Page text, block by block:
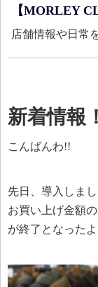
【MORLEY
店舗情報や日常
新着情報
こんばんわ!!
先日、導入しまし
お買い上げ金額
が終了となったよ